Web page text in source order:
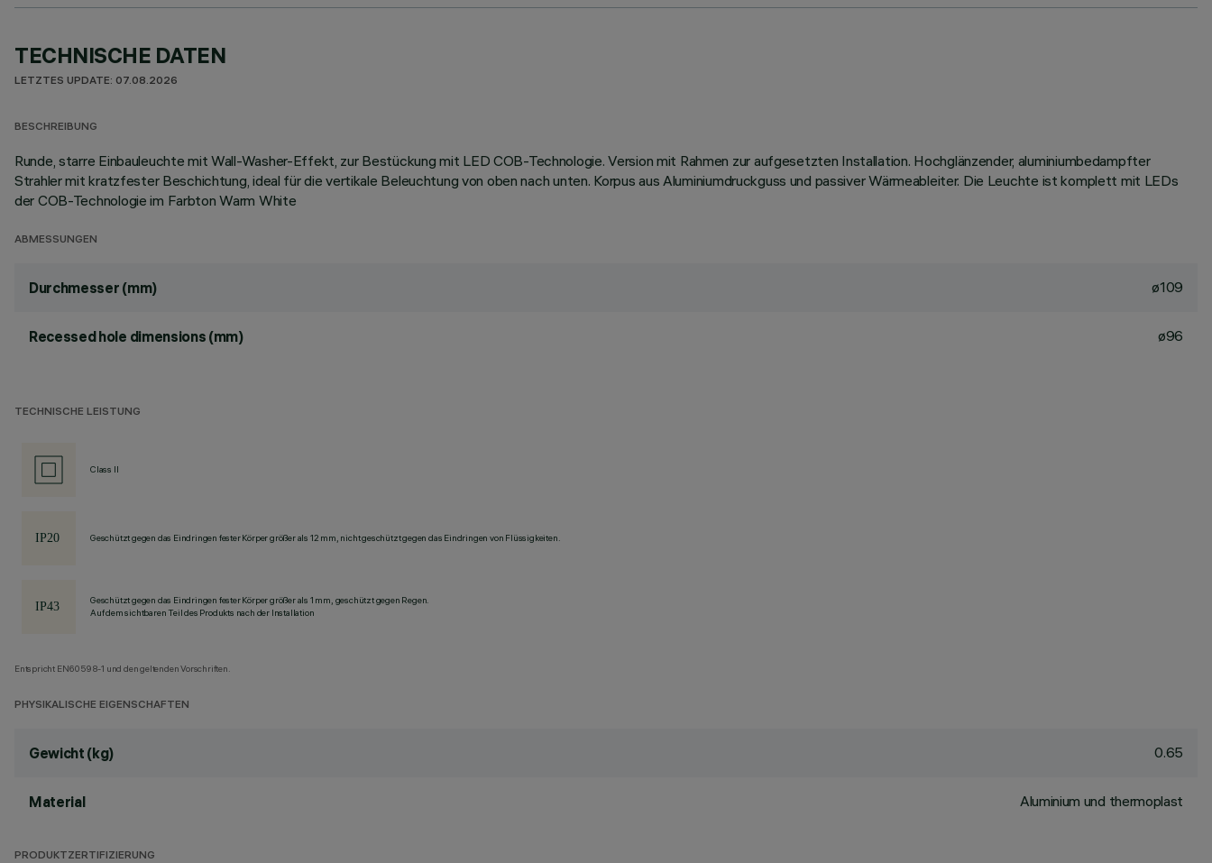
TECHNISCHE DATEN
LETZTES UPDATE: 07.08.2026
BESCHREIBUNG
Runde, starre Einbauleuchte mit Wall-Washer-Effekt, zur Bestückung mit LED COB-Technologie. Version mit Rahmen zur aufgesetzten Installation. Hochglänzender, aluminiumbedampfter
Strahler mit kratzfester Beschichtung, ideal für die vertikale Beleuchtung von oben nach unten. Korpus aus Aluminiumdruckguss und passiver Wärmeableiter. Die Leuchte ist komplett mit LEDs
der COB-Technologie im Farbton Warm White
ABMESSUNGEN
Durchmesser (mm) ø109
Recessed hole dimensions (mm) ø96
TECHNISCHE LEISTUNG
Class II
Geschützt gegen das Eindringen fester Körper größer als 12 mm, nicht geschützt gegen das Eindringen von Flüssigkeiten.
Geschützt gegen das Eindringen fester Körper größer als 1 mm, geschützt gegen Regen.
Auf dem sichtbaren Teil des Produkts nach der Installation
Entspricht EN60598-1 und den geltenden Vorschriften.
PHYSIKALISCHE EIGENSCHAFTEN
Gewicht (kg) 0.65
Material Aluminium und thermoplast
PRODUKTZERTIFIZIERUNG